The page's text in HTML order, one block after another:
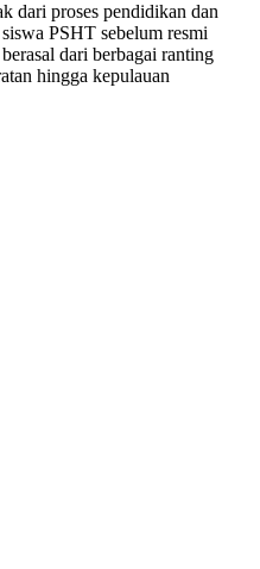
dari proses pendidikan dan
PSHT sebelum resmi
dari berbagai ranting
hingga kepulauan